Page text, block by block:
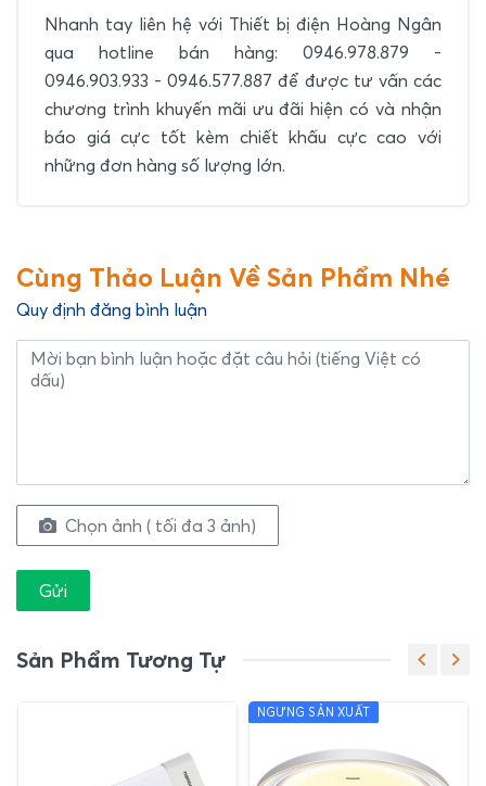
Nhanh tay liên hệ với Thiết bị điện Hoàng Ngân
qua hotline bán hàng: 0946.978.879 -
0946.903.933 - 0946.577.887 để được tư vấn các
chương trình khuyến mãi ưu đãi hiện có và nhận
báo giá cực tốt kèm chiết khấu cực cao với
những đơn hàng số lượng lớn.
Cùng Thảo Luận Về Sản Phẩm Nhé
Quy định đăng bình luận
Chọn ảnh ( tối đa 3 ảnh)
Gửi
Sản Phẩm Tương Tự
NGƯNG SẢN XUẤT